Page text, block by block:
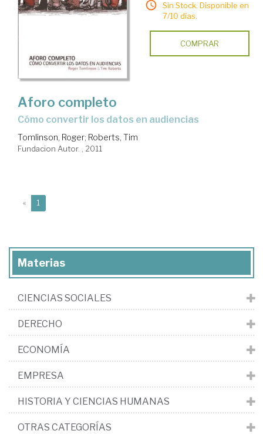
Sin Stock. Disponible en
7/10 días.
COMPRAR
Aforo completo
cómo convertir los datos en audiencias
Tomlinson, Roger; Roberts, Tim
Fundacion Autor. , 2011
« 1
Materias
CIENCIAS SOCIALES
DERECHO
ECONOMÍA
EMPRESA
HISTORIA Y CIENCIAS HUMANAS
OTRAS CATEGORÍAS